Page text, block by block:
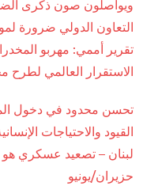
ويواصلون صون ذكرى
التعاون الدولي ضرورة
تقرير أممي: مهربو
الاستقرار العالمي لطرح
تحسن محدود في دخول
القيود والاحتياجات
لبنان – تصعيد عسكري هو
حزيران/يونيو